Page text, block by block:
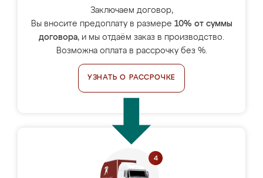
Заключаем договор,
Вы вносите предоплату в размере 10% от суммы
договора, и мы отдаём заказ в производство.
Возможна оплата в рассрочку без %.
УЗНАТЬ О РАССРОЧКЕ